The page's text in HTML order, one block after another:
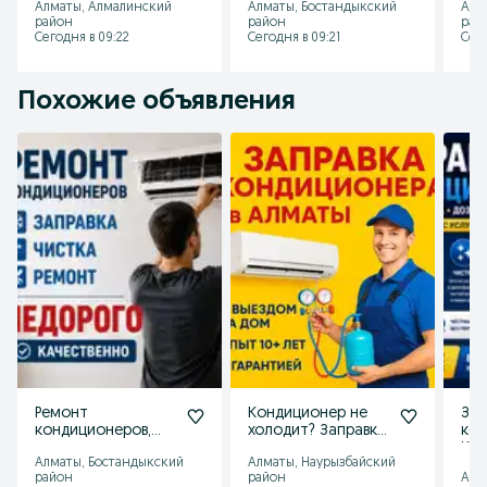
недорого
Алматы, Алмалинский
район
Сегодня в 09:22
гарантия
Алматы, Бостандыкский
район
Сегодня в 09:21
Похожие объявления
Ремонт
кондиционеров,
установка
Алматы, Бостандыкский
район
Кондиционер не
холодит? Заправка
Дозаправка.
Установка
Алматы, Наурызбайский
район